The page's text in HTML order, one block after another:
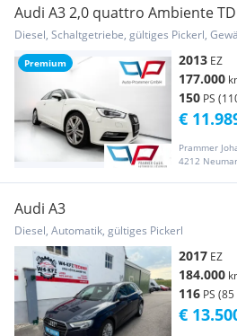
Premium
Audi A3 2,0 quattro Ambiente
Diesel, Schaltgetriebe, gültiges Pickerl,
2013 EZ
177.000
150 PS
Prammer
4212
€
Audi A3
Diesel, Automatik, gültiges Pickerl
2017 EZ
184.000
116 PS
€